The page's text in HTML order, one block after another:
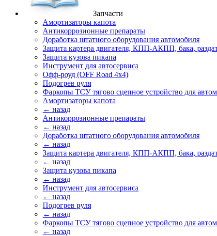
Запчасти
Амортизаторы капота
Антикоррозионные препараты
Доработка штатного оборудования автомобиля
Защита картера двигателя, КПП-АКПП, бака,
Защита кузова пикапа
Инструмент для автосервиса
Офф-роуд (OFF Road 4x4)
Подогрев руля
Фаркопы ТСУ тягово сцепное устройство для
Амортизаторы капота
← назад
Антикоррозионные препараты
← назад
Доработка штатного оборудования автомобиля
← назад
Защита картера двигателя, КПП-АКПП, бака,
← назад
Защита кузова пикапа
← назад
Инструмент для автосервиса
← назад
Подогрев руля
← назад
Фаркопы ТСУ тягово сцепное устройство для
← назад